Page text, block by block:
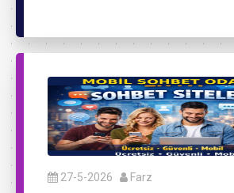
27-5-2026 Farz